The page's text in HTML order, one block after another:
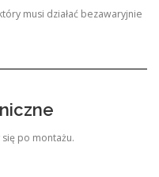
musi działać bezawaryjnie
po montażu.